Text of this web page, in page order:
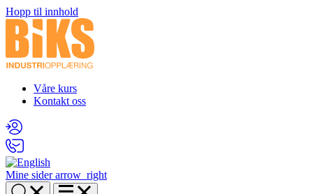
Hopp til innhold
Våre kurs
Kontakt oss
Mine sider arrow_right